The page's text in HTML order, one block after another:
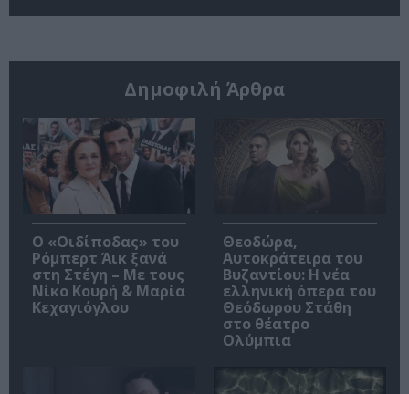
Δημοφιλή Άρθρα
O «Οιδίποδας» του
Ρόμπερτ Άικ ξανά
στη Στέγη – Με τους
Νίκο Κουρή & Μαρία
Κεχαγιόγλου
Θεοδώρα,
Αυτοκράτειρα του
Βυζαντίου: Η νέα
ελληνική όπερα του
Θεόδωρου Στάθη
στο θέατρο
Ολύμπια